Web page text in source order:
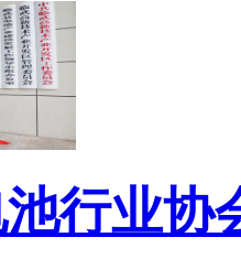
行业协